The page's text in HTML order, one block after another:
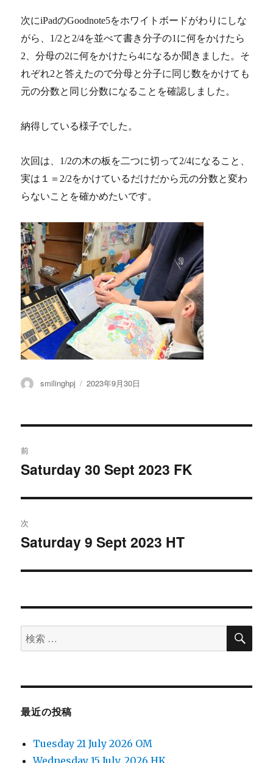
次にiPadのGoodnote5をホワイトボードがわりにしな
がら、1/2と2/4を並べて書き分子の1に何をかけたら
2、分母の2に何をかけたら4になるか聞きました。そ
れぞれ2と答えたので分母と分子に同じ数をかけても
元の分数と同じ分数になることを確認しました。
納得している様子でした。
次回は、1/2の木の板を二つに切って2/4になること、
実は１＝2/2をかけているだけだから元の分数と変わ
らないことを確かめたいです。
投
smilinghpj
投
2023年9月30日
稿
ビ
ゲ
ー
ン
前
過
の
投
稿:
Saturday 30 Sept 2023 FK
次
次
投
Saturday 9 Sept 2023 HT
検
索
象:
検
最近の投稿
Tuesday 21 July 2026 OM